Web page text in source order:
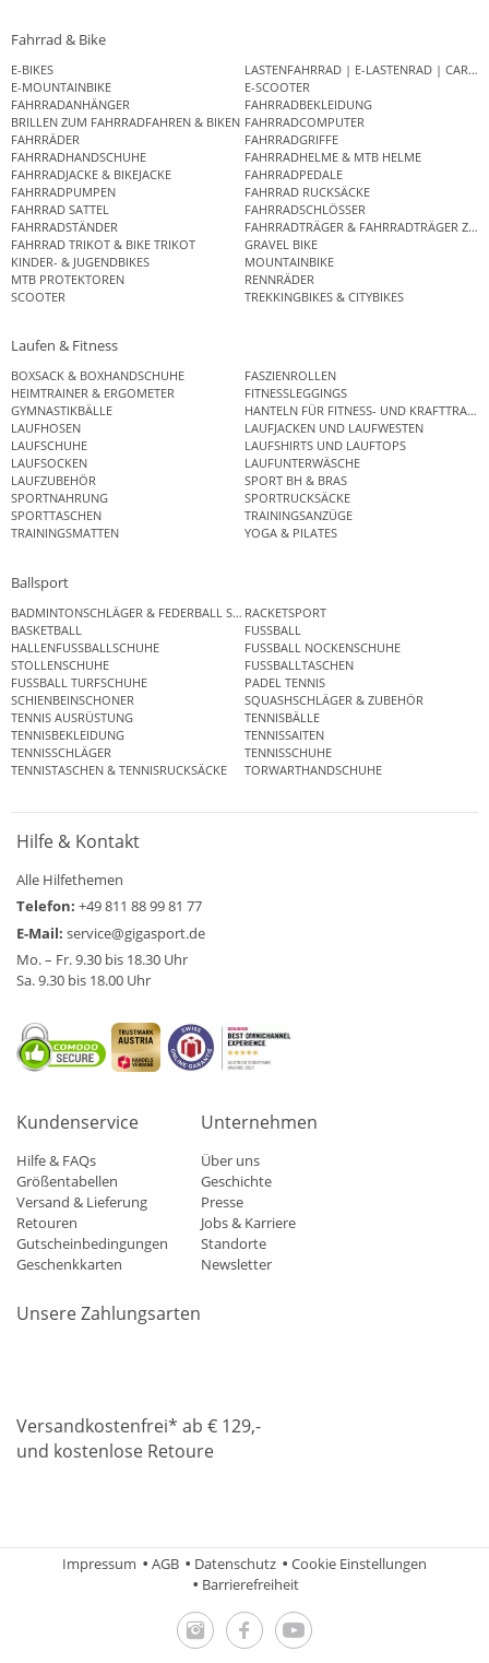
Fahrrad & Bike
E-BIKES
LASTENFAHRRAD | E-LASTENRAD |
E-MOUNTAINBIKE
E-SCOOTER
FAHRRADANHÄNGER
FAHRRADBEKLEIDUNG
BRILLEN ZUM FAHRRADFAHREN & BIKEN FAHRRADCOMPUTER
FAHRRÄDER
FAHRRADGRIFFE
FAHRRADHANDSCHUHE
FAHRRADHELME & MTB HELME
FAHRRADJACKE & BIKEJACKE
FAHRRADPEDALE
FAHRRADPUMPEN
FAHRRAD RUCKSÄCKE
FAHRRAD SATTEL
FAHRRADSCHLÖSSER
FAHRRADSTÄNDER
FAHRRADTRÄGER & FAHRRADTRÄGER
FAHRRAD TRIKOT & BIKE TRIKOT
GRAVEL BIKE
KINDER- & JUGENDBIKES
MOUNTAINBIKE
MTB PROTEKTOREN
RENNRÄDER
SCOOTER
TREKKINGBIKES & CITYBIKES
Laufen & Fitness
BOXSACK & BOXHANDSCHUHE
FASZIENROLLEN
HEIMTRAINER & ERGOMETER
FITNESSLEGGINGS
GYMNASTIKBÄLLE
HANTELN FÜR FITNESS- UND
LAUFHOSEN
LAUFJACKEN UND LAUFWESTEN
LAUFSCHUHE
LAUFSHIRTS UND LAUFTOPS
LAUFSOCKEN
LAUFUNTERWÄSCHE
LAUFZUBEHÖR
SPORT BH & BRAS
SPORTNAHRUNG
SPORTRUCKSÄCKE
SPORTTASCHEN
TRAININGSANZÜGE
TRAININGSMATTEN
YOGA & PILATES
Ballsport
BADMINTONSCHLÄGER & FEDERBALL SETSRACKETSPORT
BASKETBALL
FUSSBALL
HALLENFUSSBALLSCHUHE
FUSSBALL NOCKENSCHUHE
STOLLENSCHUHE
FUSSBALLTASCHEN
FUSSBALL TURFSCHUHE
PADEL TENNIS
SCHIENBEINSCHONER
SQUASHSCHLÄGER & ZUBEHÖR
TENNIS AUSRÜSTUNG
TENNISBÄLLE
TENNISBEKLEIDUNG
TENNISSAITEN
TENNISSCHLÄGER
TENNISSCHUHE
TENNISTASCHEN & TENNISRUCKSÄCKE
TORWARTHANDSCHUHE
Hilfe & Kontakt
Alle Hilfethemen
Telefon: +49 811 88 99 81 77
E-Mail: service@gigasport.de
Mo. – Fr. 9.30 bis 18.30 Uhr
Sa. 9.30 bis 18.00 Uhr
Kundenservice
Hilfe & FAQs
Größentabellen
Versand & Lieferung
Retouren
Gutscheinbedingungen
Geschenkkarten
Unternehmen
Über uns
Geschichte
Presse
Jobs & Karriere
Standorte
Newsletter
Unsere Zahlungsarten
Versandkostenfrei* ab € 129,-
und kostenlose Retoure
Impressum AGB Datenschutz
Cookie Einstellungen
Barrierefreiheit